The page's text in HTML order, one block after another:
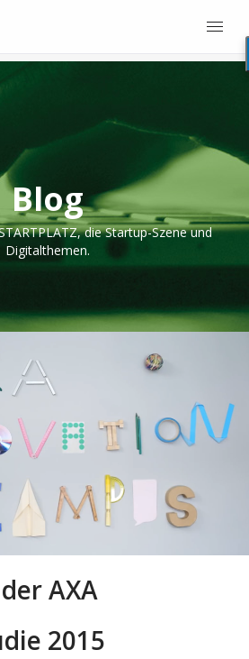
Blog
die Startup-Szene und
Digitalthemen.
AXA
2015